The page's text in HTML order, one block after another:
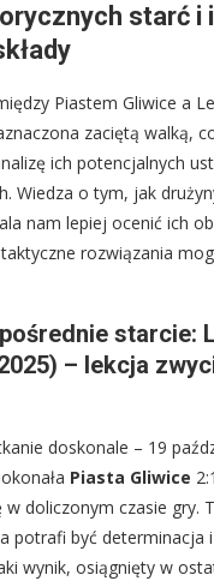
starć i
Piastem Gliwice a
zaciętą walką,
ich potencjalnych
Wiedza o tym, jak
nam lepiej ocenić ich
rozwiązania
starcie:
– lekcja
doskonale – 19
Piasta Gliwice
w doliczonym czasie gry.
potrafi być determinacja
wynik, osiągnięty w